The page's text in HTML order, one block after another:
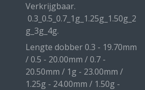
Verkrijgbaar.
0.3_0.5_0.7_1g_1.25g_1.50g_2
g_3g_4g.
Lengte dobber 0.3 - 19.70mm
/ 0.5 - 20.00mm / 0.7 -
20.50mm / 1g - 23.00mm /
1.25g - 24.00mm / 1.50g -